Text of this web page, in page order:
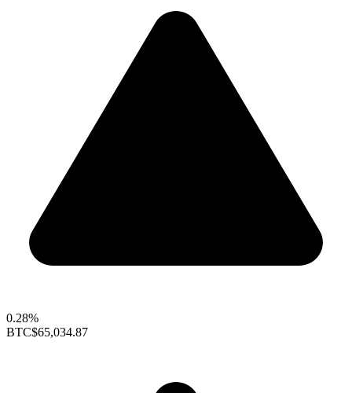
0.28%
BTC$65,034.87